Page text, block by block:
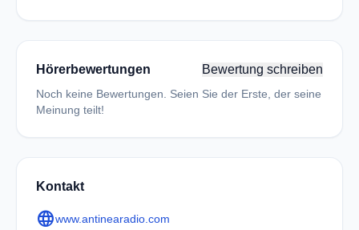
Hörerbewertungen Bewertung schreiben
Noch keine Bewertungen. Seien Sie der Erste, der seine
Meinung teilt!
Kontakt
languagewww.antinearadio.com